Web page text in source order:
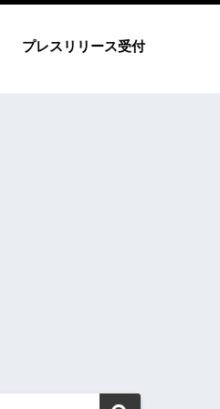
プレスリリース受付